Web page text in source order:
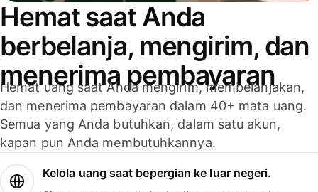
Hemat saat Anda
berbelanja, mengirim, dan
menerima pembayaran
Hemat uang saat Anda mengirim, membelanjakan,
dan menerima pembayaran dalam 40+ mata uang.
Semua yang Anda butuhkan, dalam satu akun,
kapan pun Anda membutuhkannya.
Kelola uang saat bepergian ke luar negeri.